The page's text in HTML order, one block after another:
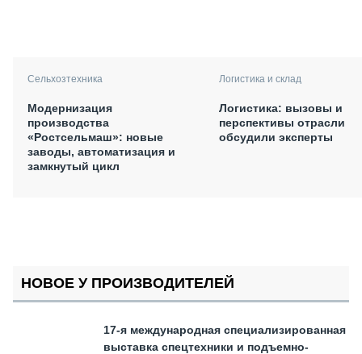
Сельхозтехника
Модернизация
производства
«Ростсельмаш»: новые
заводы, автоматизация и
замкнутый цикл
Логистика и склад
Логистика: вызовы и
перспективы отрасли
обсудили эксперты
НОВОЕ У ПРОИЗВОДИТЕЛЕЙ
17-я международная специализированная
выставка спецтехники и подъемно-